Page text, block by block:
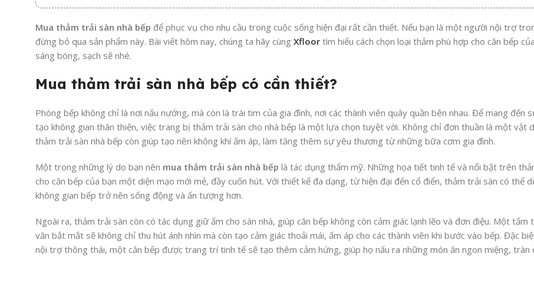
Mua thảm trải sàn nhà bếp để phục vụ cho nhu cầu trong cuộc sống hiện đại rất cần thiết. Nếu bạn là một người nội trợ
đừng bỏ qua sản phẩm này. Bài viết hôm nay, chúng ta hãy cùng Xfloor tìm hiểu cách chọn loại thảm phù hợp cho căn bếp
sáng bóng, sạch sẽ nhé.
Mua thảm trải sàn nhà bếp có cần thiết?
Phòng bếp không chỉ là nơi nấu nướng, mà còn là trái tim của gia đình, nơi các thành viên quây quần bên nhau. Để mang đến
tạo không gian thân thiện, việc trang bị thảm trải sàn cho nhà bếp là một lựa chọn tuyệt vời. Không chỉ đơn thuần là một vật
thảm trải sàn nhà bếp còn giúp tạo nên không khí ấm áp, làm tăng thêm sự yêu thương từ những bữa cơm gia đình.
Một trong những lý do bạn nên mua thảm trải sàn nhà bếp là tác dụng thẩm mỹ. Những họa tiết tinh tế và nổi bật trên
cho căn bếp của bạn một diện mạo mới mẻ, đầy cuốn hút. Với thiết kế đa dạng, từ hiện đại đến cổ điển, thảm trải sàn có thể
không gian bếp trở nên sống động và ấn tượng hơn.
Ngoài ra, thảm trải sàn còn có tác dụng giữ ấm cho sàn nhà, giúp căn bếp không còn cảm giác lạnh lẽo và đơn điệu. Một tấm
văn bắt mắt sẽ không chỉ thu hút ánh nhìn mà còn tạo cảm giác thoải mái, ấm áp cho các thành viên khi bước vào bếp. Đặc
nội trợ thông thái, một căn bếp được trang trí tinh tế sẽ tạo thêm cảm hứng, giúp họ nấu ra những món ăn ngon miệng, tràn